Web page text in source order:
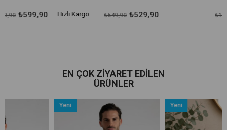
Kargo ₺529,90
₺649,90 ₺1.099,90
EN ÇOK ZIYARET EDILEN
ÜRÜNLER